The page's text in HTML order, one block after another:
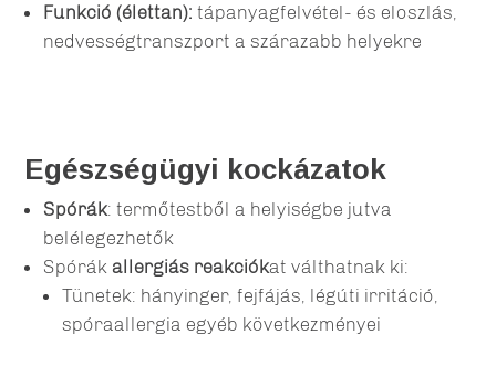
Funkció (élettan): tápanyagfelvétel- és eloszlás,
nedvességtranszport a szárazabb helyekre
Egészségügyi kockázatok
Spórák: termőtestből a helyiségbe jutva
belélegezhetők
Spórákallergiás reakciókat válthatnak ki:
Tünetek: hányinger, fejfájás, légúti irritáció,
spóraallergia egyéb következményei